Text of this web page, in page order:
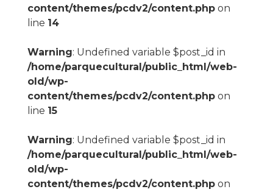
content/themes/pcdv2/content.phpon
line 14
Warning: Undefined variable $post_id in
/home/parquecultural/public_html/web-
old/wp-
content/themes/pcdv2/content.phpon
line 15
Warning: Undefined variable $post_id in
/home/parquecultural/public_html/web-
old/wp-
content/themes/pcdv2/content.phpon